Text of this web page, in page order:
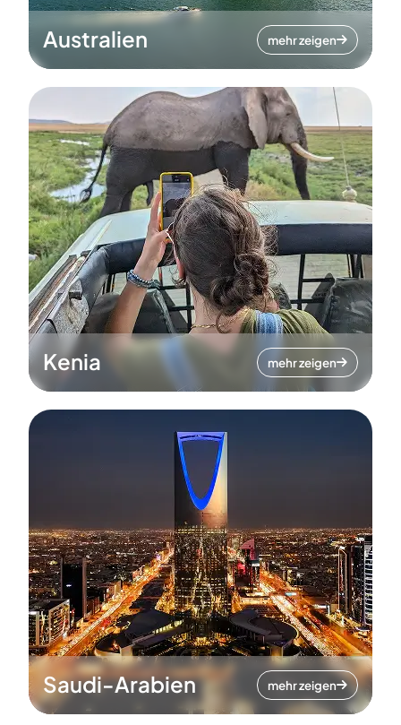
Australien mehr zeigen
Kenia mehr zeigen
Saudi-Arabien mehr zeigen